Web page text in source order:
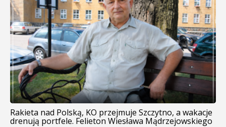
Rakieta nad Polską, KO przejmuje Szczytno, a wakacje
drenują portfele. Felieton Wiesława Mądrzejowskiego